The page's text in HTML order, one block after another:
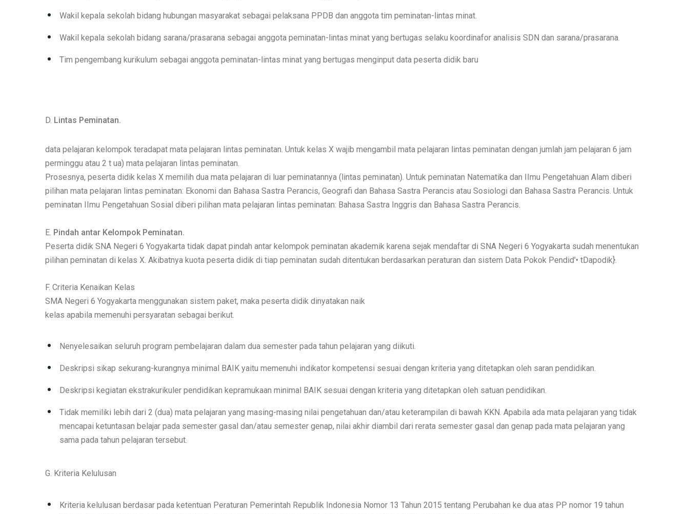
Wakil kepala sekolah bidang hubungan masyarakat sebagai pelaksana PPDB dan anggota tim peminatan-lintas minat.
Wakil kepala sekolah bidang sarana/prasarana sebagai anggota peminatan-lintas minat yang bertugas selaku koordinafor analisis SDN dan sarana/prasarana.
Tim pengembang kurikulum sebagai anggota peminatan-lintas minat yang bertugas menginput data peserta didik baru
D. Lintas Peminatan.
data pelajaran kelompok teradapat mata pelajaran lintas peminatan. Untuk kelas X wajib mengambil mata pelajaran lintas peminatan dengan jumlah jam pelajaran 6 jam
perminggu atau 2 t ua) mata pelajaran lintas peminatan.
Prosesnya, peserta didik kelas X memilih dua mata pelajaran di luar peminatannya (lintas peminatan). Untuk peminatan Natematika dan IImu Pengetahuan Alam diberi
pilihan mata pelajaran lintas peminatan: Ekonomi dan Bahasa Sastra Perancis, Geografi dan Bahasa Sastra Perancis atau Sosiologi dan Bahasa Sastra Perancis. Untuk
peminatan IImu Pengetahuan Sosial diberi pilihan mata pelajaran lintas peminatan: Bahasa Sastra Inggris dan Bahasa Sastra Perancis.
E. Pindah antar Kelompok Peminatan.
Peserta didik SNA Negeri 6 Yogyakarta tidak dapat pindah antar kelompok peminatan akademik karena sejak mendaftar di SNA Negeri 6 Yogyakarta sudah menentukan
pilihan peminatan di kelas X. Akibatnya kuota peserta didik di tiap peminatan sudah ditentukan berdasarkan peraturan dan sistem Data Pokok Pendid'• tDapodik}.
F. Criteria Kenaikan Kelas
SMA Negeri 6 Yogyakarta menggunakan sistem paket, maka peserta didik dinyatakan naik
kelas apabila memenuhi persyaratan sebagai berikut.
Nenyelesaikan seluruh program pembelajaran dalam dua semester pada tahun pelajaran yang diikuti.
Deskripsi sikap sekurang-kurangnya minimal BAIK yaitu memenuhi indikator kompetensi sesuai dengan kriteria yang ditetapkan oleh saran pendidikan.
Deskripsi kegiatan ekstrakurikuler pendidikan kepramukaan minimal BAIK sesuai dengan kriteria yang ditetapkan oleh satuan pendidikan.
Tidak memiliki lebih dari 2 (dua) mata pelajaran yang masing-masing nilai pengetahuan dan/atau keterampilan di bawah KKN. Apabila ada mata pelajaran yang tidak
mencapai ketuntasan belajar pada semester gasal dan/atau semester genap, nilai akhir diambil dari rerata semester gasal dan genap pada mata pelajaran yang
sama pada tahun pelajaran tersebut.
G. Kriteria Kelulusan
Kriteria kelulusan berdasar pada ketentuan Peraturan Pemerintah Republik Indonesia Nomor 13 Tahun 2015 tentang Perubahan ke dua atas PP nomor 19 tahun